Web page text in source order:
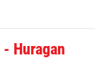
Huragan